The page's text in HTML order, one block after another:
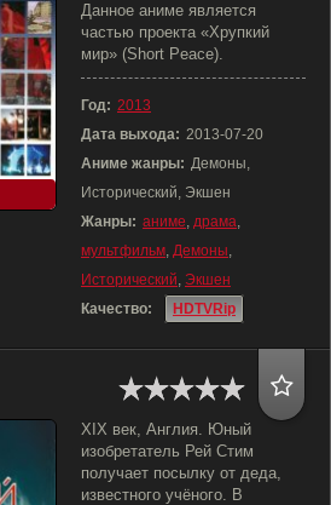
Данное аниме является
частью проекта «Хрупкий
мир» (Short Peace).
Год: 2013
Дата выхода: 2013-07-20
Аниме жанры: Демоны,
Исторический, Экшен
Жанры: аниме, драма,
мультфильм, Демоны,
Исторический, Экшен
Качество:
HDTVRip
XIX век, Англия. Юный
изобретатель Рей Стим
получает посылку от деда,
известного учёного. В